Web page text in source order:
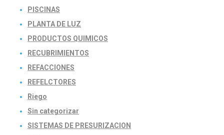
PISCINAS
PLANTA DE LUZ
PRODUCTOS QUIMICOS
RECUBRIMIENTOS
REFACCIONES
REFELCTORES
Riego
Sin categorizar
SISTEMAS DE PRESURIZACION